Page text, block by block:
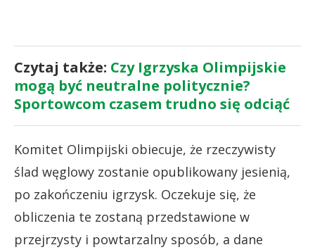
Czytaj także: Czy Igrzyska Olimpijskie
mogą być neutralne politycznie?
Sportowcom czasem trudno się odciąć
Komitet Olimpijski obiecuje, że rzeczywisty
ślad węglowy zostanie opublikowany jesienią,
po zakończeniu igrzysk. Oczekuje się, że
obliczenia te zostaną przedstawione w
przejrzysty i powtarzalny sposób, a dane